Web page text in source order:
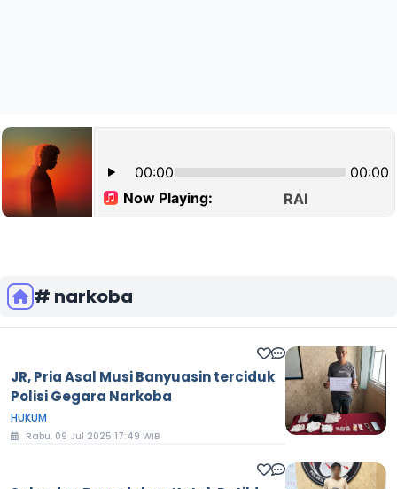
# narkoba
JR, Pria Asal Musi Banyuasin terciduk
Polisi Gegara Narkoba
HUKUM
Rabu, 09 Jul 2025 17:49 WIB